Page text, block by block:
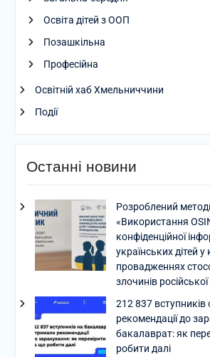
Освіта дітей з ООП
Позашкільна
Професійна
Освітній хаб Хмельниччини
Події
Останні новини
Розроблений
«Використання
конфіденційної
українських дітей
провадженнях
злочинів російської
212 837
рекомендації до
бакалаврат: як
робити далі